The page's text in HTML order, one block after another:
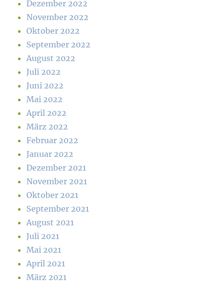
Dezember 2022
November 2022
Oktober 2022
September 2022
August 2022
Juli 2022
Juni 2022
Mai 2022
April 2022
März 2022
Februar 2022
Januar 2022
Dezember 2021
November 2021
Oktober 2021
September 2021
August 2021
Juli 2021
Mai 2021
April 2021
März 2021